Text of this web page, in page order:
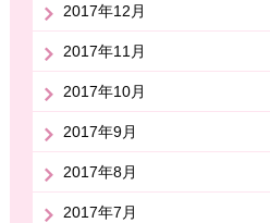
2017年12月
2017年11月
2017年10月
2017年9月
2017年8月
2017年7月